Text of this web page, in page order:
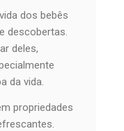
dos bebês
descobertas.
deles,
da vida.
propriedades